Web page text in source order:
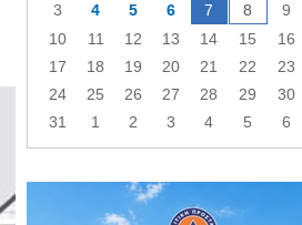
3
4 5 6 7 8
9
10
11 12 13 14 15
16
17
18 19 20 21 22
23
24
25 26 27 28 29
30
31
1 2 3 4 5 6